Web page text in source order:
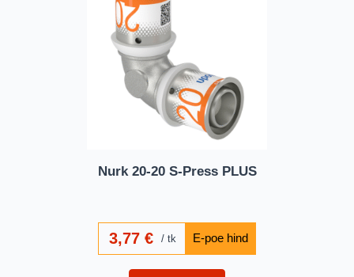
Nurk 20-20 S-Press PLUS
3,77€ tk